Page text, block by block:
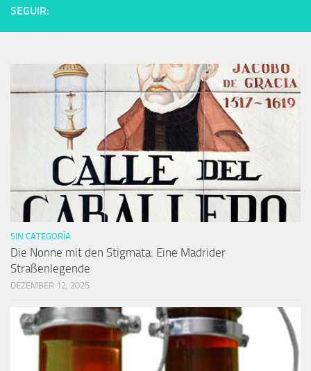
SEGUIR:
SIN CATEGORÍA
Die Nonne mit den Stigmata: Eine Madrider
Straßenlegende
DEZEMBER 12, 2025